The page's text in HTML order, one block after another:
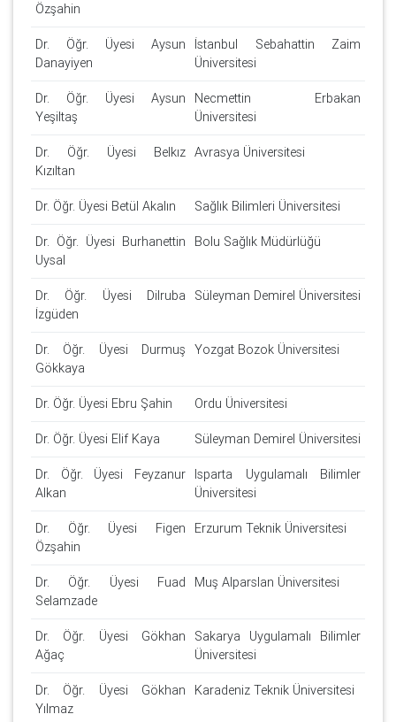
Özşahin
Dr. Öğr. Üyesi Aysun
Danayiyen
İstanbul Sebahattin Zaim
Üniversitesi
Dr. Öğr. Üyesi Aysun
Yeşiltaş
Necmettin Erbakan
Üniversitesi
Dr. Öğr. Üyesi Belkız
Kızıltan
Avrasya Üniversitesi
Dr. Öğr. Üyesi Betül Akalın Sağlık Bilimleri Üniversitesi
Dr. Öğr. Üyesi Burhanettin
Uysal
Bolu Sağlık Müdürlüğü
Dr. Öğr. Üyesi Dilruba
İzgüden
Süleyman Demirel Üniversitesi
Dr. Öğr. Üyesi Durmuş
Gökkaya
Yozgat Bozok Üniversitesi
Dr. Öğr. Üyesi Ebru Şahin Ordu Üniversitesi
Dr. Öğr. Üyesi Elif Kaya Süleyman Demirel Üniversitesi
Dr. Öğr. Üyesi Feyzanur
Alkan
Isparta Uygulamalı Bilimler
Üniversitesi
Dr. Öğr. Üyesi Figen
Özşahin
Erzurum Teknik Üniversitesi
Dr. Öğr. Üyesi Fuad
Selamzade
Muş Alparslan Üniversitesi
Dr. Öğr. Üyesi Gökhan
Ağaç
Sakarya Uygulamalı Bilimler
Üniversitesi
Dr. Öğr. Üyesi Gökhan
Yılmaz
Karadeniz Teknik Üniversitesi